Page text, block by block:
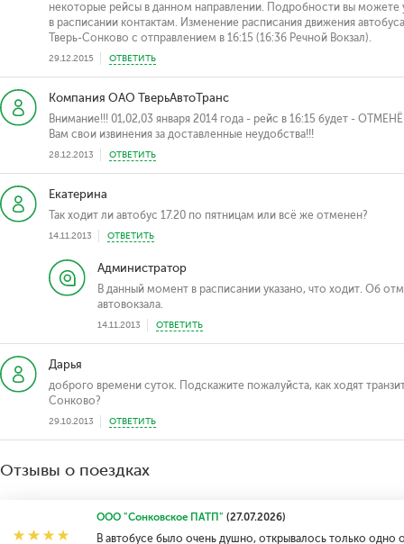
некоторые рейсы в данном направлении. Подробности вы можете
в расписании контактам. Изменение расписания движения
Тверь-Сонково с отправлением в 16:15 (16:36 Речной Вокзал).
29.12.2015 ОТВЕТИТЬ
Компания ОАО ТверьАвтоТранс
Внимание!!! 01,02,03 января 2014 года - рейс в 16:15 будет -
Вам свои извинения за доставленные неудобства!!!
28.12.2013 ОТВЕТИТЬ
Екатерина
Так ходит ли автобус 17.20 по пятницам или всё же отменен?
14.11.2013 ОТВЕТИТЬ
Администратор
В данный момент в расписании указано, что ходит. Об
автовокзала.
14.11.2013 ОТВЕТИТЬ
Дарья
доброго времени суток. Подскажите пожалуйста, как ходят
Сонково?
29.10.2013 ОТВЕТИТЬ
Отзывы о поездках
ООО "Сонковское ПАТП" (27.07.2026)
В автобусе было очень душно, открывалось только